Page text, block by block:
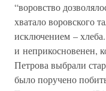
“воровство
хватало воровского
исключением –
и неприкосновенен,
Петрова выбрали
было поручено